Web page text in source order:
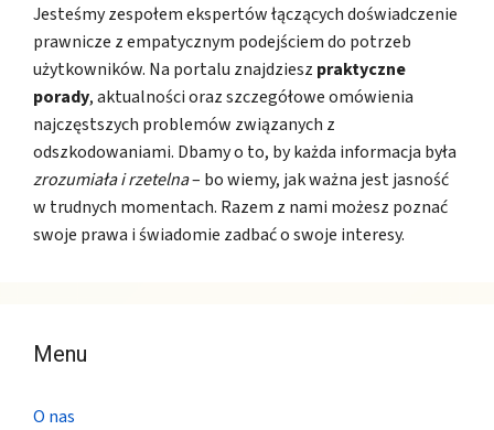
Jesteśmy zespołem ekspertów łączących doświadczenie
prawnicze z empatycznym podejściem do potrzeb
użytkowników. Na portalu znajdziesz praktyczne
porady, aktualności oraz szczegółowe omówienia
najczęstszych problemów związanych z
odszkodowaniami. Dbamy o to, by każda informacja była
zrozumiała i rzetelna– bo wiemy, jak ważna jest jasność
w trudnych momentach. Razem z nami możesz poznać
swoje prawa i świadomie zadbać o swoje interesy.
Menu
O nas